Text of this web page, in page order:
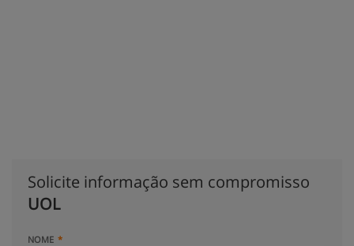
Solicite informação sem compromisso
UOL
NOME